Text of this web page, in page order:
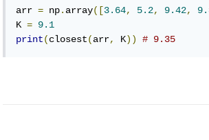
arr = np. array([3.64, 5.2, 9.42,
K = 9.1
print(closest(arr, K)) # 9.35